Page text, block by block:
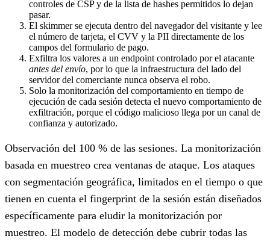
controles de CSP y de la lista de hashes permitidos lo dejan
pasar.
El skimmer se ejecuta dentro del navegador del visitante y lee
el número de tarjeta, el CVV y la PII directamente de los
campos del formulario de pago.
Exfiltra los valores a un endpoint controlado por el atacante
antes del envío, por lo que la infraestructura del lado del
servidor del comerciante nunca observa el robo.
Solo la monitorización del comportamiento en tiempo de
ejecución de cada sesión detecta el nuevo comportamiento de
exfiltración, porque el código malicioso llega por un canal de
confianza y autorizado.
Observación del 100 % de las sesiones. La monitorización
basada en muestreo crea ventanas de ataque. Los ataques
con segmentación geográfica, limitados en el tiempo o que
tienen en cuenta el fingerprint de la sesión están diseñados
específicamente para eludir la monitorización por
muestreo. El modelo de detección debe cubrir todas las